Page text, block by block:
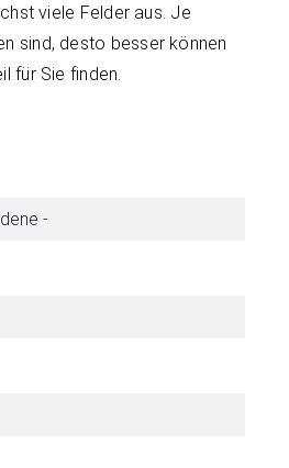
viele Felder aus. Je
sind, desto besser können
für Sie finden.